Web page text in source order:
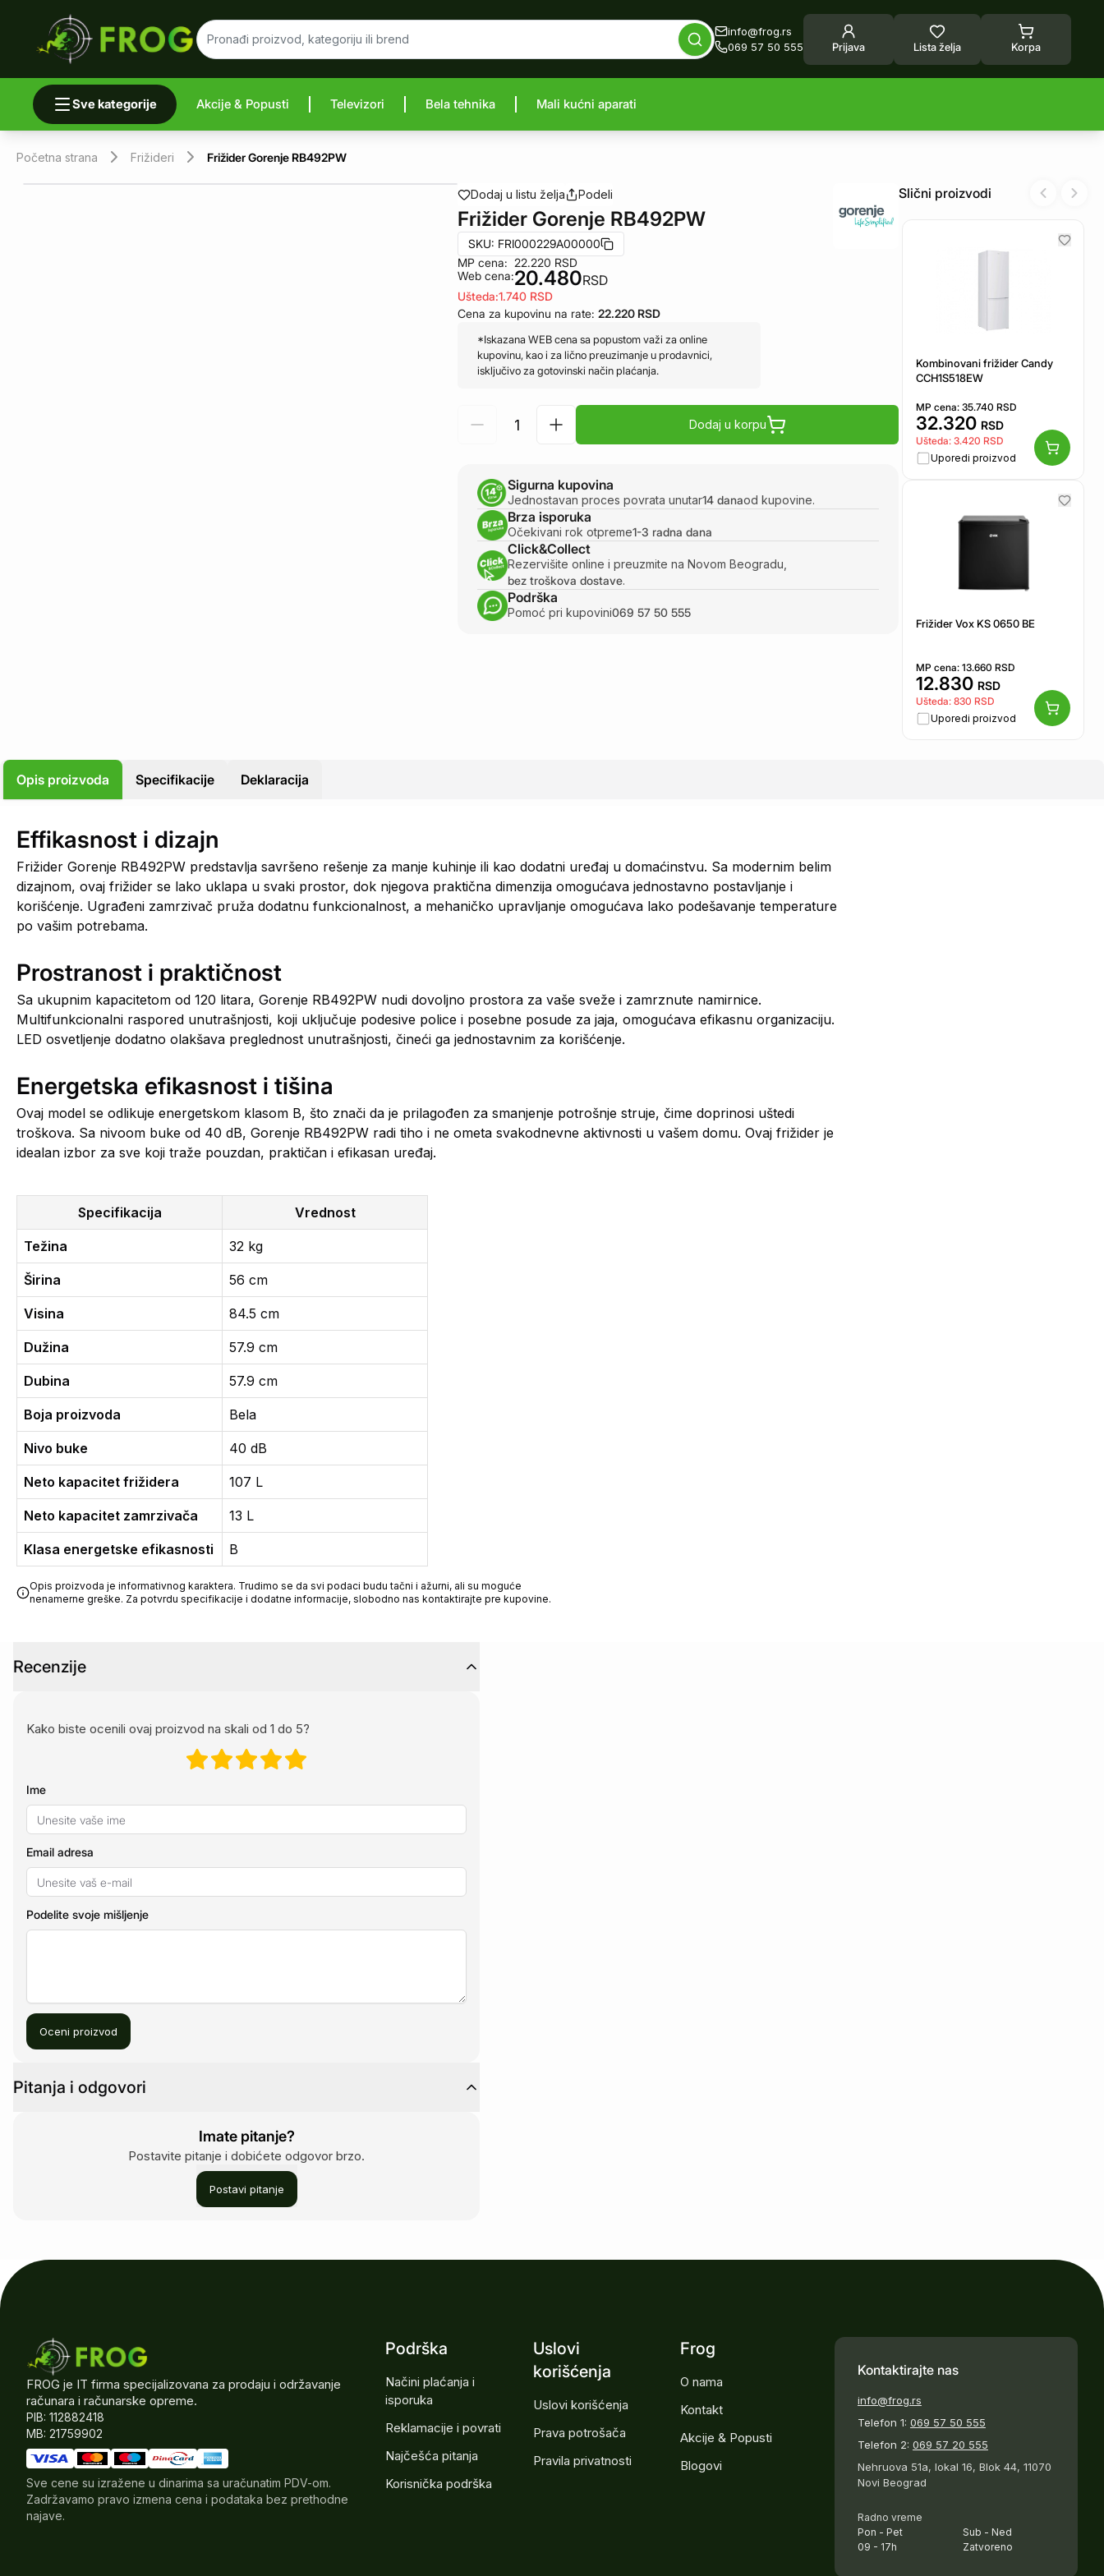
info@frog.rs
069 57 50 555
Prijava Lista želja Korpa
Sve kategorije Akcije & Popusti Televizori Bela tehnika Mali kućni aparati
Početna strana Frižideri Frižider Gorenje RB492PW
Dodaj u listu želja Podeli
Frižider Gorenje RB492PW
SKU: FRI000229A00000
MP cena:
Web cena:
22.220 RSD
20.480RSD
Ušteda:1.740 RSD
Cena za kupovinu na rate: 22.220 RSD
*Iskazana WEB cena sa popustom važi za online
kupovinu, kao i za lično preuzimanje u prodavnici,
isključivo za gotovinski način plaćanja.
Dodaj u korpu
Sigurna kupovina
Jednostavan proces povrata unutar14 danaod kupovine.
Brza isporuka
Očekivani rok otpreme1-3 radna dana
Click&Collect
Rezervišite online i preuzmite na Novom Beogradu,
bez troškova dostave.
Podrška
Pomoć pri kupovini069 57 50 555
Slični proizvodi
Kombinovani frižider Candy
CCH1S518EW
MP cena: 35.740 RSD
32.320 RSD
Ušteda: 3.420 RSD
Uporedi proizvod
Frižider Vox KS 0650 BE
MP cena: 13.660 RSD
12.830 RSD
Ušteda: 830 RSD
Uporedi proizvod
Previous
Next
Opis proizvoda Specifikacije Deklaracija
Effikasnost i dizajn
Frižider Gorenje RB492PW predstavlja savršeno rešenje za manje kuhinje ili kao dodatni uređaj u domaćinstvu. Sa modernim belim
dizajnom, ovaj frižider se lako uklapa u svaki prostor, dok njegova praktična dimenzija omogućava jednostavno postavljanje i
korišćenje. Ugrađeni zamrzivač pruža dodatnu funkcionalnost, a mehaničko upravljanje omogućava lako podešavanje temperature
po vašim potrebama.
Prostranost i praktičnost
Sa ukupnim kapacitetom od 120 litara, Gorenje RB492PW nudi dovoljno prostora za vaše sveže i zamrznute namirnice.
Multifunkcionalni raspored unutrašnjosti, koji uključuje podesive police i posebne posude za jaja, omogućava efikasnu organizaciju.
LED osvetljenje dodatno olakšava preglednost unutrašnjosti, čineći ga jednostavnim za korišćenje.
Energetska efikasnost i tišina
Ovaj model se odlikuje energetskom klasom B, što znači da je prilagođen za smanjenje potrošnje struje, čime doprinosi uštedi
troškova. Sa nivoom buke od 40 dB, Gorenje RB492PW radi tiho i ne ometa svakodnevne aktivnosti u vašem domu. Ovaj frižider je
idealan izbor za sve koji traže pouzdan, praktičan i efikasan uređaj.
Specifikacija Vrednost
Težina 32 kg
Širina 56 cm
Visina 84.5 cm
Dužina 57.9 cm
Dubina 57.9 cm
Boja proizvoda Bela
Nivo buke 40 dB
Neto kapacitet frižidera 107 L
Neto kapacitet zamrzivača 13 L
Klasa energetske efikasnosti B
Opis proizvoda je informativnog karaktera. Trudimo se da svi podaci budu tačni i ažurni, ali su moguće
nenamerne greške. Za potvrdu specifikacije i dodatne informacije, slobodno nas kontaktirajte pre kupovine.
Recenzije
Kako biste ocenili ovaj proizvod na skali od 1 do 5?
Ime
Email adresa
Podelite svoje mišljenje
Oceni proizvod
Pitanja i odgovori
Imate pitanje?
Postavite pitanje i dobićete odgovor brzo.
Postavi pitanje
FROG je IT firma specijalizovana za prodaju i održavanje
računara i računarske opreme.
PIB: 112882418
MB: 21759902
Sve cene su izražene u dinarima sa uračunatim PDV-om.
Zadržavamo pravo izmena cena i podataka bez prethodne
najave.
Podrška
Načini plaćanja i
isporuka
Reklamacije i povrati
Najčešća pitanja
Korisnička podrška
Uslovi
korišćenja
Uslovi korišćenja
Prava potrošača
Pravila privatnosti
Frog
O nama
Kontakt
Akcije & Popusti
Blogovi
Kontaktirajte nas
info@frog.rs
Telefon 1: 069 57 50 555
Telefon 2: 069 57 20 555
Nehruova 51a, lokal 16, Blok 44, 11070
Novi Beograd
Radno vreme
Pon - Pet
09 - 17h
Sub - Ned
Zatvoreno